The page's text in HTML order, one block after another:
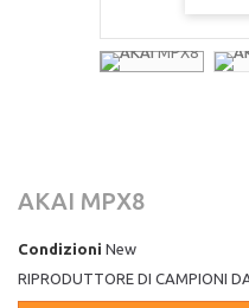
AKAI MPX8
Condizioni New
RIPRODUTTORE DI CAMPIONI